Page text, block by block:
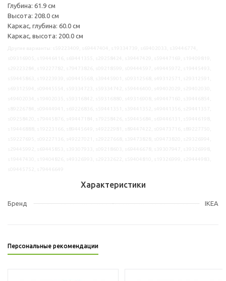
Глубина: 61.9 см
Высота: 208.0 см
Каркас, глубина: 60.0 см
Каркас, высота: 200.0 см
Характеристики
Бренд IKEA
Персональные рекомендации